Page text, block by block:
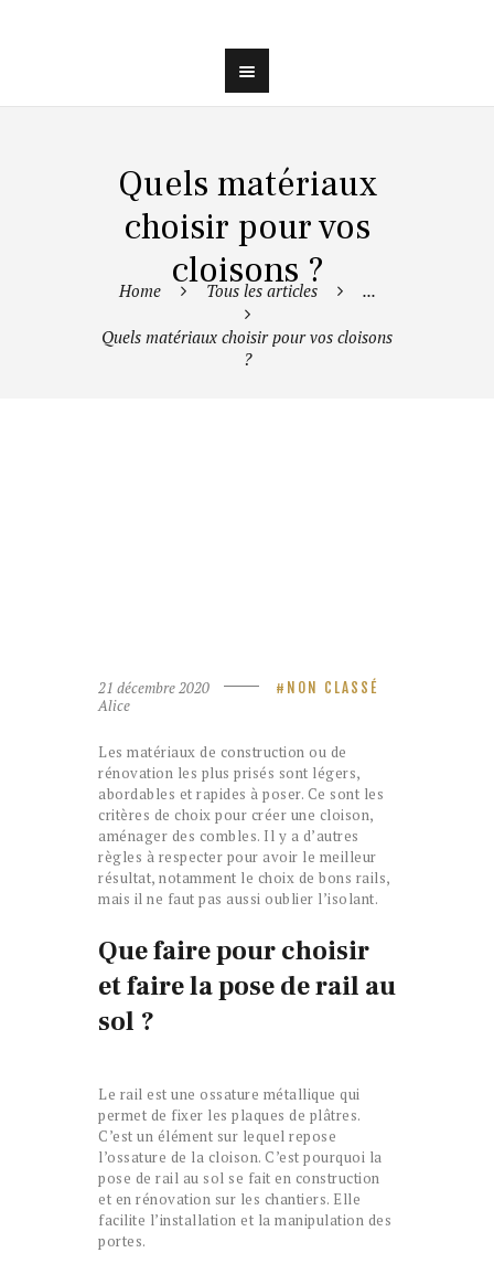
Quels matériaux
choisir pour vos
cloisons ?
Home Tous les articles ...
Quels matériaux choisir pour vos cloisons
?
21 décembre 2020 NON CLASSÉ
Alice
Les matériaux de construction ou de
rénovation les plus prisés sont légers,
abordables et rapides à poser. Ce sont les
critères de choix pour créer une cloison,
aménager des combles. Il y a d’autres
règles à respecter pour avoir le meilleur
résultat, notamment le choix de bons rails,
mais il ne faut pas aussi oublier l’isolant.
Que faire pour choisir
et faire la pose de rail au
sol ?
Le rail est une ossature métallique qui
permet de fixer les plaques de plâtres.
C’est un élément sur lequel repose
l’ossature de la cloison. C’est pourquoi la
pose de rail au sol se fait en construction
et en rénovation sur les chantiers. Elle
facilite l’installation et la manipulation des
portes.